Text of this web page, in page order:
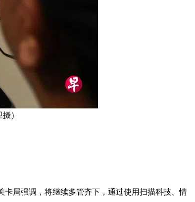
）
局强调，将继续多管齐下，通过使用扫描科技、情